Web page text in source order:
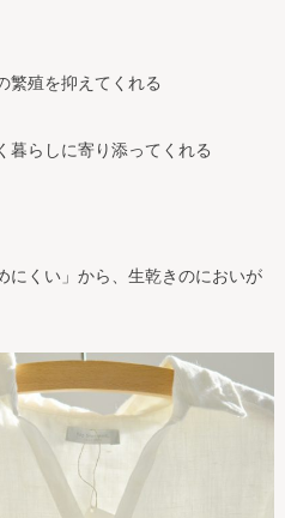
繁殖を抑えてくれる
暮らしに寄り添ってくれる
にくい」から、生乾きのにおいが